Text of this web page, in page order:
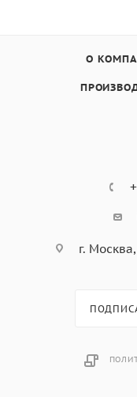
система
противень,
О
г.